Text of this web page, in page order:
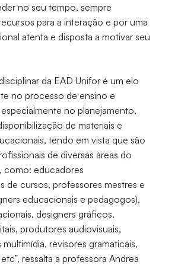
no seu tempo, sempre
para a interação e por uma
atenta e disposta a motivar seu
da EAD Unifor é um elo
no processo de ensino e
no planejamento,
de materiais e
tendo em vista que são
de diversas áreas do
educadores
de cursos, professores mestres e
educacionais e pedagogos),
designers gráficos,
produtores audiovisuais,
revisores gramaticais,
ressalta a professora Andrea